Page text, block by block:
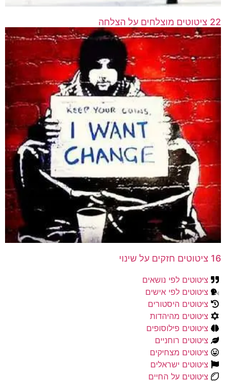
22 ציטוטים מוצלחים על הצלחה
16 ציטוטים חזקים על שינוי
ציטוטים לפי נושאים
ציטוטים לפי אישים
ציטוטים היסטורים
ציטוטים מהיהדות
ציטוטים פילוסופים
ציטוטים רוחניים
ציטוטים מצחיקים
ציטוטים ישראלים
ציטוטים על החיים